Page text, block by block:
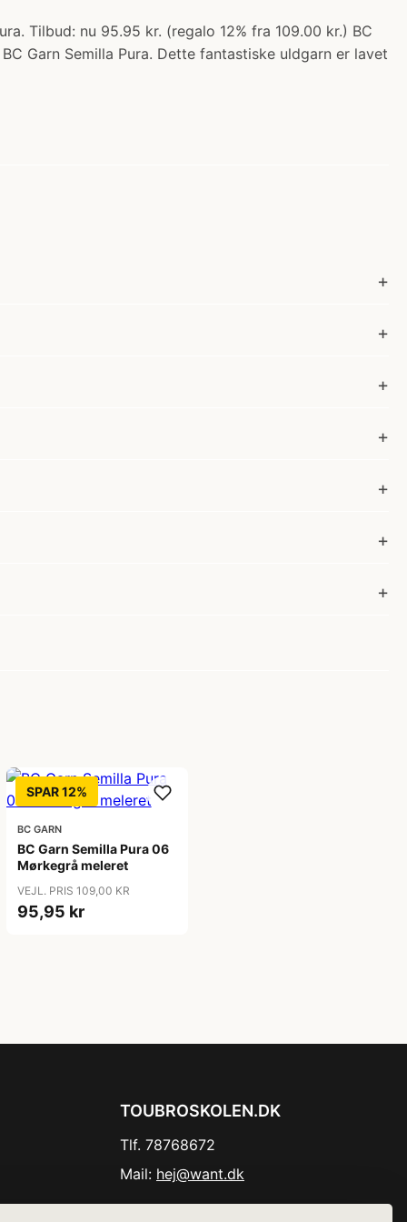
Tilbud: nu 95.95 kr. (regalo 12% fra 109.00 kr.) BC
Garn Semilla Pura. Dette fantastiske uldgarn er lavet
SPAR 12%
BC GARN
BC Garn Semilla Pura 06
Mørkegrå meleret
VEJL. PRIS 109,00 KR
95,95 kr
TOUBROSKOLEN.DK
Tlf. 78768672
Mail: hej@want.dk